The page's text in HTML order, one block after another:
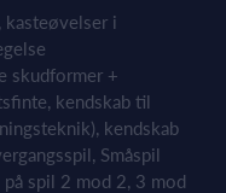
i
skudformer +
kendskab til
kendskab
Småspil
spil 2 mod 2, 3 mod